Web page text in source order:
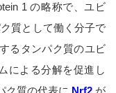
1 の略称で、ユビ
質として働く分子で
るタンパク質のユビ
による分解を促進し